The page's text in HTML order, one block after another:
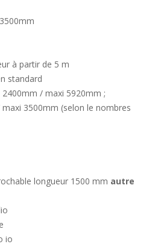
à partir de 5 m
standard
/ maxi 5920mm ;
3500mm (selon le nombres
longueur 1500 mm autre
io